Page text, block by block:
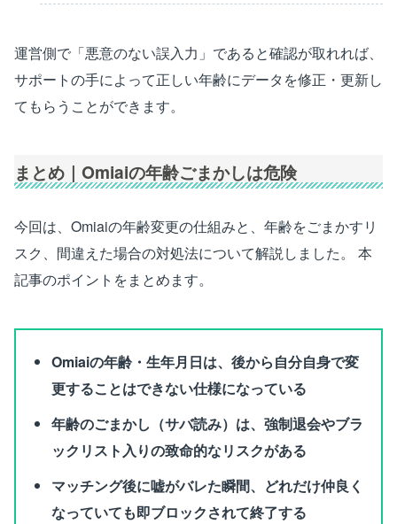
運営側で「悪意のない誤入力」であると確認が取れれば、
サポートの手によって正しい年齢にデータを修正・更新し
てもらうことができます。
まとめ｜Omiaiの年齢ごまかしは危険
今回は、Omiaiの年齢変更の仕組みと、年齢をごまかすリ
スク、間違えた場合の対処法について解説しました。 本
記事のポイントをまとめます。
Omiaiの年齢・生年月日は、後から自分自身で変
更することはできない仕様になっている
年齢のごまかし（サバ読み）は、強制退会やブラ
ックリスト入りの致命的なリスクがある
マッチング後に嘘がバレた瞬間、どれだけ仲良く
なっていても即ブロックされて終了する